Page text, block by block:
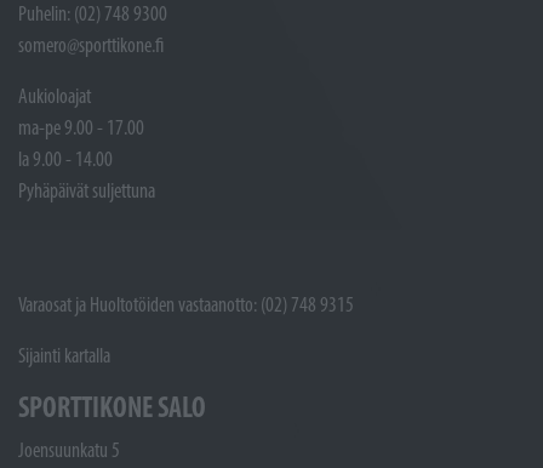
Puhelin: (02) 748 9300
somero@sporttikone.fi
Aukioloajat
ma-pe 9.00 - 17.00
la 9.00 - 14.00
Pyhäpäivät suljettuna
Varaosat ja Huoltotöiden vastaanotto: (02) 748 9315
Sijainti kartalla
SPORTTIKONE SALO
Joensuunkatu 5